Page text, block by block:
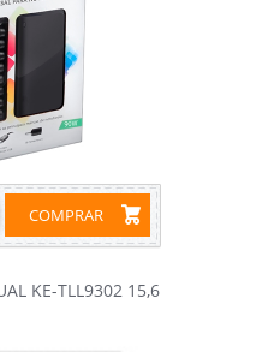
COMPRAR
KE-TLL9302 15,6